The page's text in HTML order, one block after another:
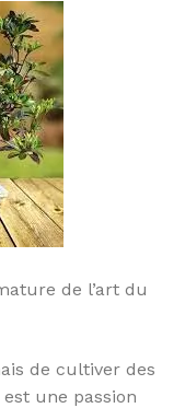
de l’art du
de cultiver des
une passion